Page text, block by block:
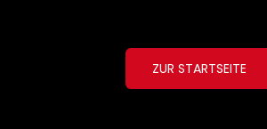
ZUR STARTSEITE